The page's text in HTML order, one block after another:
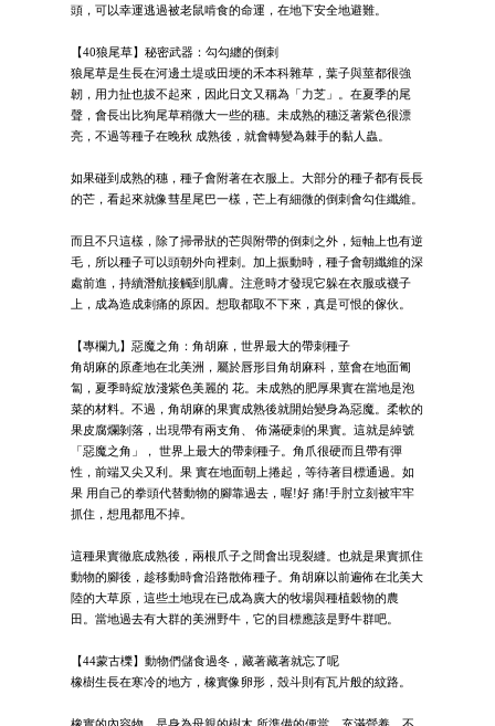
頭，可以幸運逃過被老鼠啃食的命運，在地下安全地避難。
【40狼尾草】秘密武器：勾勾纏的倒刺
狼尾草是生長在河邊土堤或田埂的禾本科雜草，葉子與莖都很強
韌，用力扯也拔不起來，因此日文又稱為「力芝」。在夏季的尾
聲，會長出比狗尾草稍微大一些的穗。未成熟的穗泛著紫色很漂
亮，不過等種子在晚秋 成熟後，就會轉變為棘手的黏人蟲。
如果碰到成熟的穗，種子會附著在衣服上。大部分的種子都有長長
的芒，看起來就像彗星尾巴一樣，芒上有細微的倒刺會勾住纖維。
而且不只這樣，除了掃帚狀的芒與附帶的倒刺之外，短軸上也有逆
毛，所以種子可以頭朝外向裡刺。加上振動時，種子會朝纖維的深
處前進，持續潛航接觸到肌膚。注意時才發現它躲在衣服或襪子
上，成為造成刺痛的原因。想取都取不下來，真是可恨的傢伙。
【專欄九】惡魔之角：角胡麻，世界最大的帶刺種子
角胡麻的原產地在北美洲，屬於唇形目角胡麻科，莖會在地面匍
匐，夏季時綻放淺紫色美麗的 花。未成熟的肥厚果實在當地是泡
菜的材料。不過，角胡麻的果實成熟後就開始變身為惡魔。柔軟的
果皮腐爛剝落，出現帶有兩支角、 佈滿硬刺的果實。這就是綽號
「惡魔之角」， 世界上最大的帶刺種子。角爪很硬而且帶有彈
性，前端又尖又利。果 實在地面朝上捲起，等待著目標通過。如
果 用自己的拳頭代替動物的腳靠過去，喔!好 痛!手肘立刻被牢牢
抓住，想甩都甩不掉。
這種果實徹底成熟後，兩根爪子之間會出現裂縫。也就是果實抓住
動物的腳後，趁移動時會沿路散佈種子。角胡麻以前遍佈在北美大
陸的大草原，這些土地現在已成為廣大的牧場與種植穀物的農
田。當地過去有大群的美洲野牛，它的目標應該是野牛群吧。
【44蒙古櫟】動物們儲食過冬，藏著藏著就忘了呢
橡樹生長在寒冷的地方，橡實像卵形，殼斗則有瓦片般的紋路。